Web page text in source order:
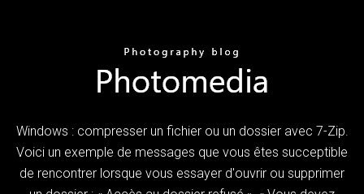
Windows : compresser un fichier ou un dossier avec 7-Zip.
Voici un exemple de messages que vous êtes succeptible
de rencontrer lorsque vous essayer d'ouvrir ou supprimer